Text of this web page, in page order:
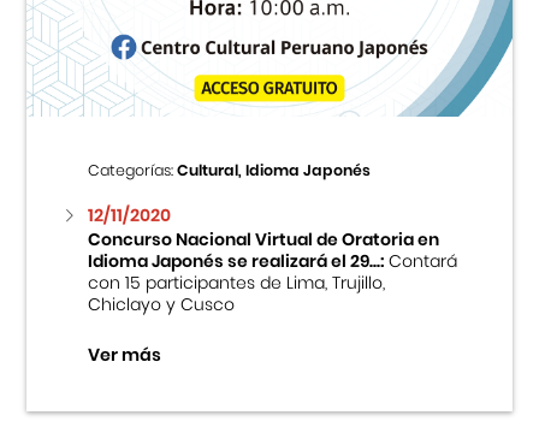
Centro Cultural Peruano Japonés
Cursos
Museo de la Inmigración Japonesa
Fondo Editorial
Teatro Peruano Japonés
Categorías:Cultural, Idioma Japonés
12/11/2020
Concurso Nacional Virtual de Oratoria en
Idioma Japonés se realizará el 29...:Contará
con 15 participantes de Lima, Trujillo,
Chiclayo y Cusco
Ver más